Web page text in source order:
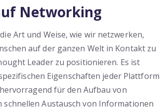
Networking
Art und Weise, wie wir netzwerken,
auf der ganzen Welt in Kontakt zu
Leader zu positionieren. Es ist
Eigenschaften jeder Plattform
für den Aufbau von
Austausch von Informationen